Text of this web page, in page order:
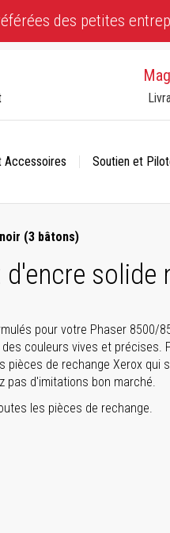
des petites
Accessoires
Soutien et
(3 bâtons)
solide
pour votre Phaser 8500/
couleurs vives et précises.
pièces de rechange Xerox qui
pas d'imitations bon marché.
les pièces de rechange.